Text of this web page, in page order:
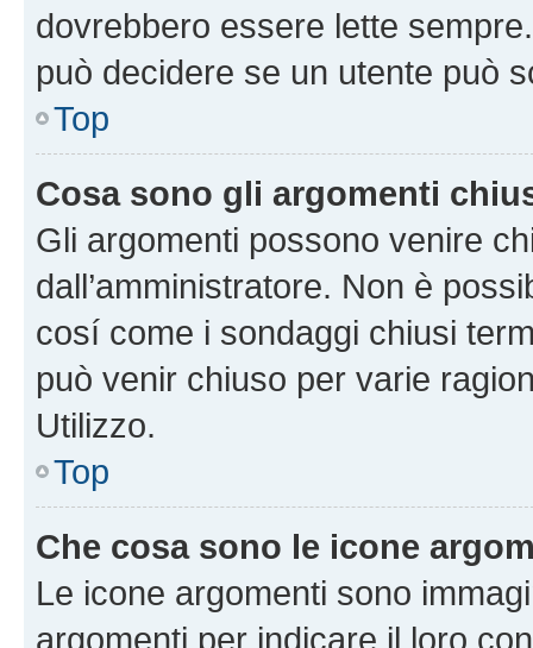
dovrebbero essere lette
può decidere se un utente può
Top
Cosa sono gli argomenti
Gli argomenti possono venire
dall’amministratore. Non è
cosí come i sondaggi chiusi
può venir chiuso per varie
Utilizzo.
Top
Che cosa sono le icone
Le icone argomenti sono
argomenti per indicare il loro